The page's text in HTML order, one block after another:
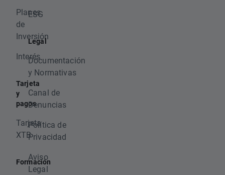
Planes
de
Inversión
Interés
Tarjeta
y
pagos
Tarjeta
XTB
Formación
ESG
Legal
Documentación
y Normativas
Canal de
Denuncias
Política de
Privacidad
Aviso
Legal